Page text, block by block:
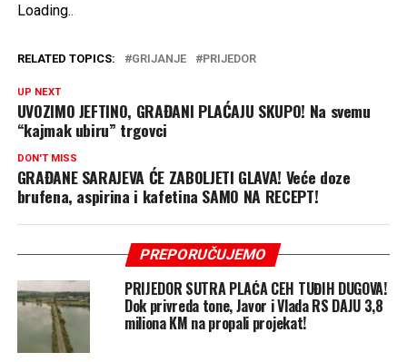
Loading...
RELATED TOPICS: GRIJANJE PRIJEDOR
UP NEXT
UVOZIMO JEFTINO, GRAĐANI PLAĆAJU SKUPO! Na svemu
“kajmak ubiru” trgovci
DON'T MISS
GRAĐANE SARAJEVA ĆE ZABOLJETI GLAVA! Veće doze
brufena, aspirina i kafetina SAMO NA RECEPT!
PREPORUČUJEMO
PRIJEDOR SUTRA PLAĆA CEH TUĐIH DUGOVA!
Dok privreda tone, Javor i Vlada RS DAJU 3,8
miliona KM na propali projekat!